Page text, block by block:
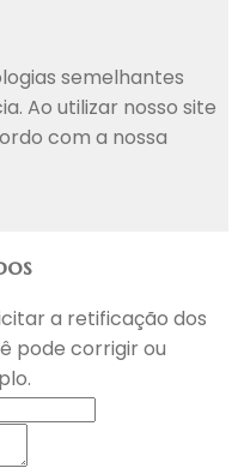
semelhantes
Ao utilizar nosso site
com a nossa
a retificação dos
pode corrigir ou